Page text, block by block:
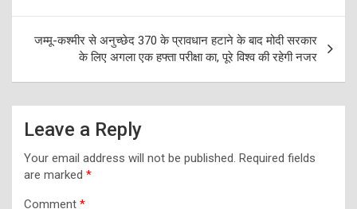
जम्‍मू-कश्‍मीर से अनुच्‍छेद 370 के प्रावधान हटाने के बाद मोदी सरकार
के लिए अगला एक हफ्ता परीक्षा का, पूरे विश्‍व की रहेगी नजर
Leave a Reply
Your email address will not be published. Required fields
are marked *
Comment *